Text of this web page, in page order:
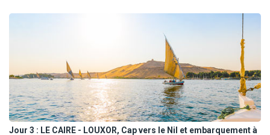
Musée Égyptien, écrin moderne des trésors antiques. En soirée,
une visite optionnelle vous mène dans l'animation du vieux Caire,
entre les ruelles du bazar de Khan El Khalili et l'architecture
historique de la rue El Muezz (35€). Vous regagnez votre hôtel
pour le dîner et une seconde nuit dans la ville aux mille minarets.
Jour 3 : LE CAIRE - LOUXOR, Cap vers le Nil et embarquement à